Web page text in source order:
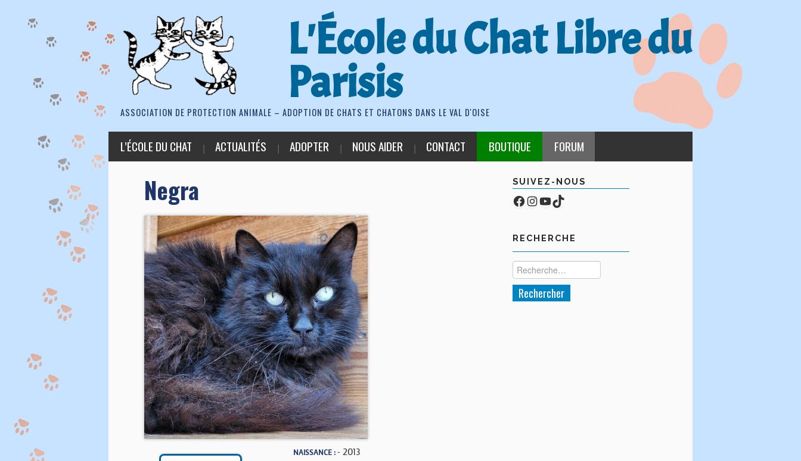
L'École du Chat Libre du
Parisis
ASSOCIATION DE PROTECTION ANIMALE – ADOPTION DE CHATS ET CHATONS DANS LE VAL D'OISE
L’ÉCOLE DU CHAT ACTUALITÉS ADOPTER NOUS AIDER CONTACT BOUTIQUE FORUM
Negra
NAISSANCE :- 2013
SUIVEZ-NOUS
Facebook
Compte Instagram
YouTube
TikTok
RECHERCHE